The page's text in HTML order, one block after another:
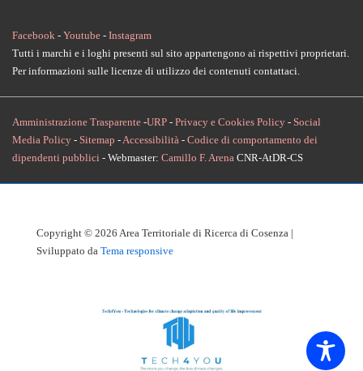
Facebook - Youtube - Instagram
Tutti i marchi e i loghi presenti sul sito appartengono ai rispettivi proprietari.
Per informazioni sulle licenze di utilizzo dei contenuti contattaci.
Amministrazione Trasparente -URP - Privacy e Cookies Policy - Social
Media Policy - Sitemap -Accessibilità - Codice di comportamento dei
dipendenti pubblici - Webmaster: Camillo F. Arena CNR-AtDR-CS
Copyright © 2026 Area Territoriale di Ricerca di Cosenza |
Sviluppato da Tema responsive